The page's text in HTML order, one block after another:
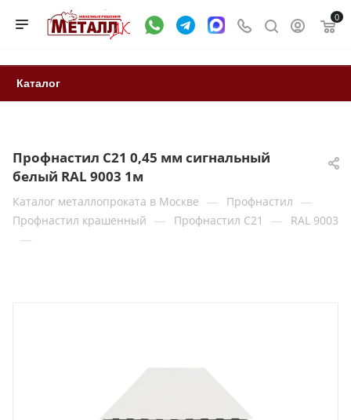
0
Каталог
Профнастил С21 0,45 мм сигнальный
белый RAL 9003 1м
Каталог металлопроката в Москве — Профнастил —
Профнастил крашенный — Профнастил С21 — RAL 9003
—